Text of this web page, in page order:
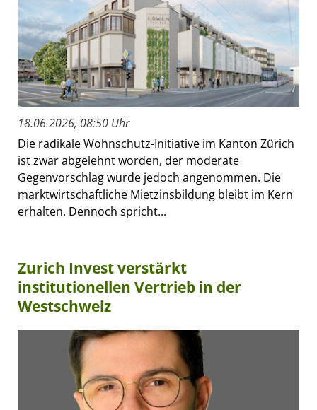
18.06.2026, 08:50 Uhr
Die radikale Wohnschutz-Initiative im Kanton Zürich
ist zwar abgelehnt worden, der moderate
Gegenvorschlag wurde jedoch angenommen. Die
marktwirtschaftliche Mietzinsbildung bleibt im Kern
erhalten. Dennoch spricht...
Zurich Invest verstärkt
institutionellen Vertrieb in der
Westschweiz